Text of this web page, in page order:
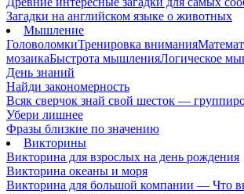
Загадки на английском языке о животных
Мышление
ГоловоломкиТренировка внимания
мозаикаБыстрота мышленияЛогическое
День знаний
Найди закономерность
Всяк сверчок знай свой шесток —
Убери лишнее
Фразы близкие по значению
Викторины
Викторина для взрослых на день рождения
Викторина океаны и моря
Викторина для большой компании — Что